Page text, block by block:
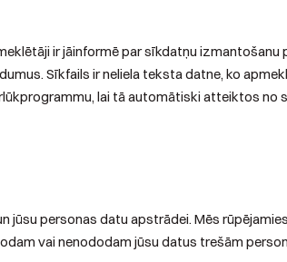
ir jāinformē par sīkdatņu
Sīkfails ir neliela teksta datne, ko
lai tā automātiski atteiktos no
personas datu apstrādei. Mēs
vai nenododam jūsu datus trešām